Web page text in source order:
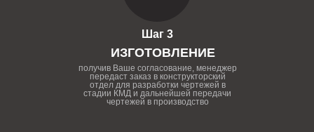
Шаг 3
ИЗГОТОВЛЕНИЕ
получив Ваше согласование, менеджер
передаст заказ в конструкторский
отдел для разработки чертежей в
стадии КМД и дальнейшей передачи
чертежей в производство